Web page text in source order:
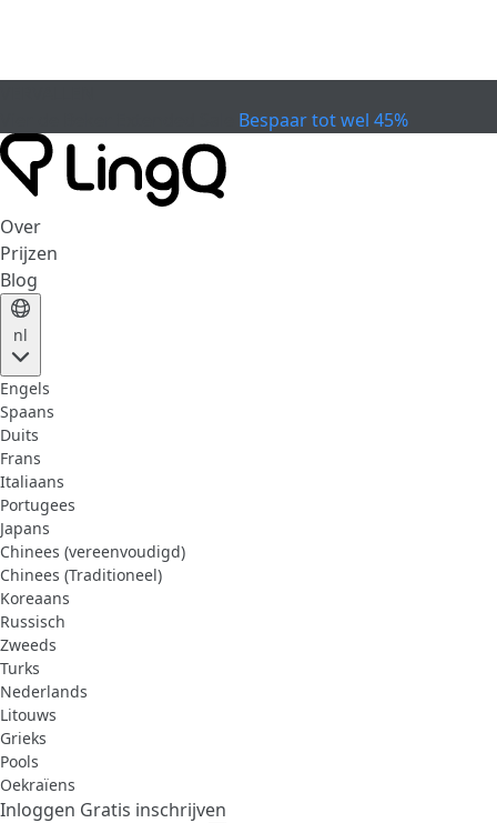
Bespaar tot wel 45%
Over
Prijzen
Blog
nl
Engels
Spaans
Duits
Frans
Italiaans
Portugees
Japans
Chinees (vereenvoudigd)
Chinees (Traditioneel)
Koreaans
Russisch
Zweeds
Turks
Nederlands
Litouws
Grieks
Pools
Oekraïens
Inloggen Gratis inschrijven